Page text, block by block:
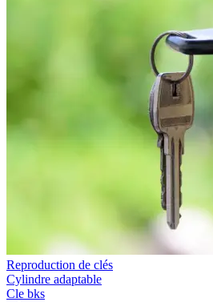
Reproduction de clés
Cylindre adaptable
Cle bks